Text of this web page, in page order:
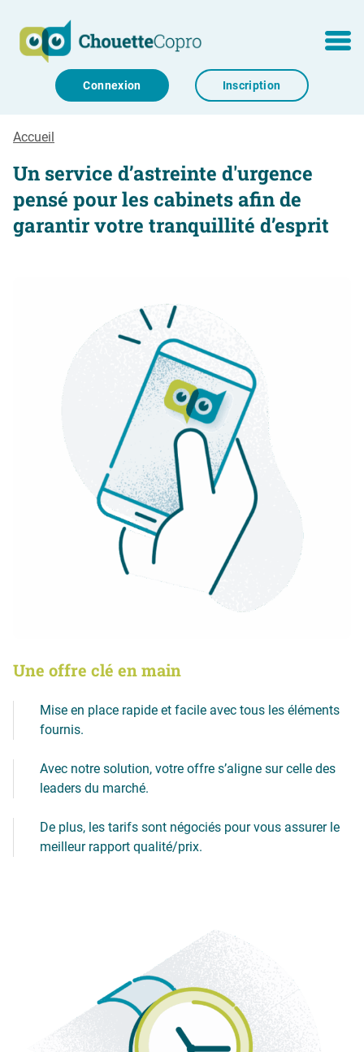
MENU
Connexion Inscription
Accueil
Un service d’astreinte d'urgence
pensé pour les cabinets afin de
garantir votre tranquillité d’esprit
Une offre clé en main
Mise en place rapide et facile avec tous les éléments
fournis.
Avec notre solution, votre offre s’aligne sur celle des
leaders du marché.
De plus, les tarifs sont négociés pour vous assurer le
meilleur rapport qualité/prix.